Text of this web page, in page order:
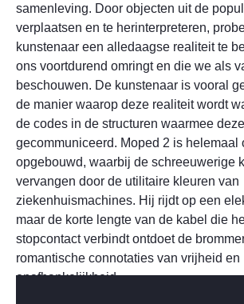
samenleving. Door objecten uit de
verplaatsen en te herinterpreteren,
kunstenaar een alledaagse realiteit te
ons voortdurend omringt en die we als
beschouwen. De kunstenaar is vooral
de manier waarop deze realiteit wordt
de codes in de structuren waarmee
gecommuniceerd. Moped 2 is helemaal
opgebouwd, waarbij de schreeuwerige
vervangen door de utilitaire kleuren van
ziekenhuismachines. Hij rijdt op een
maar de korte lengte van de kabel die
stopcontact verbindt ontdoet de
romantische connotaties van vrijheid en
onafhankelijkheid.